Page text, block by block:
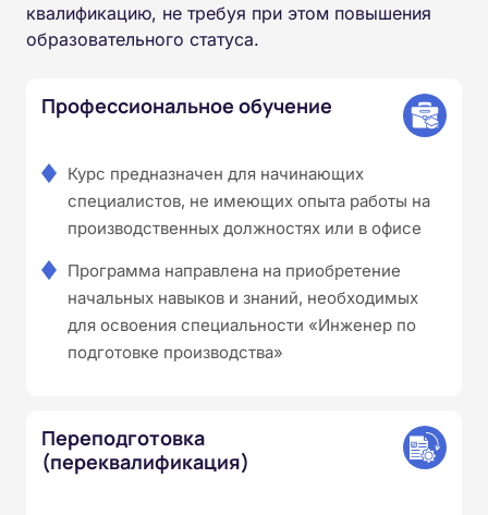
квалификацию, не требуя при этом повышения
образовательного статуса.
Профессиональное обучение
Курс предназначен для начинающих
специалистов, не имеющих опыта работы на
производственных должностях или в офисе
Программа направлена на приобретение
начальных навыков и знаний, необходимых
для освоения специальности «Инженер по
подготовке производства»
Переподготовка
(переквалификация)